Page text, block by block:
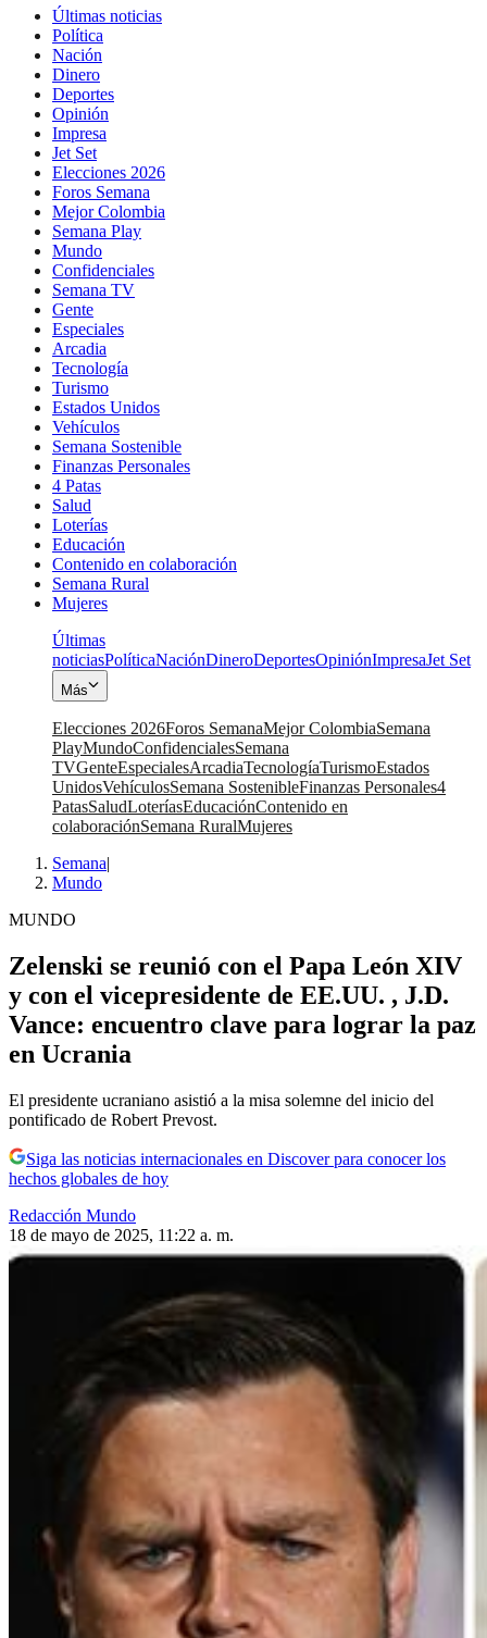
Últimas noticias
Política
Nación
Dinero
Deportes
Opinión
Impresa
Jet Set
Elecciones 2026
Foros Semana
Mejor Colombia
Semana Play
Mundo
Confidenciales
Semana TV
Gente
Especiales
Arcadia
Tecnología
Turismo
Estados Unidos
Vehículos
Semana Sostenible
Finanzas Personales
4 Patas
Salud
Loterías
Educación
Contenido en colaboración
Semana Rural
Mujeres
Últimas
noticiasPolíticaNaciónDineroDeportesOpiniónImpresaJet Set
Más
Elecciones 2026Foros SemanaMejor ColombiaSemana
PlayMundoConfidencialesSemana
TVGenteEspecialesArcadiaTecnologíaTurismoEstados
UnidosVehículosSemana SostenibleFinanzas Personales4
PatasSaludLoteríasEducaciónContenido en
colaboraciónSemana RuralMujeres
Semana|
Mundo
MUNDO
Zelenski se reunió con el Papa León XIV
y con el vicepresidente de EE.UU. , J.D.
Vance: encuentro clave para lograr la paz
en Ucrania
El presidente ucraniano asistió a la misa solemne del inicio del
pontificado de Robert Prevost.
Siga las noticias internacionales en Discover para conocer los
hechos globales de hoy
Redacción Mundo
18 de mayo de 2025, 11:22 a. m.